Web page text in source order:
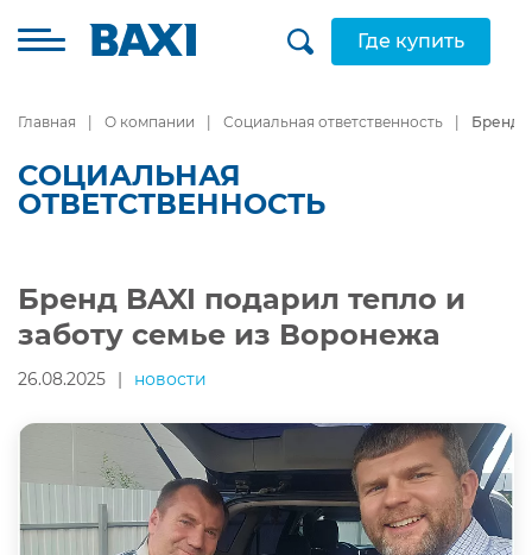
Где купить
Главная О компании Социальная ответственность Бренд
СОЦИАЛЬНАЯ
ОТВЕТСТВЕННОСТЬ
Бренд BAXI подарил тепло и
заботу семье из Воронежа
26.08.2025 | новости